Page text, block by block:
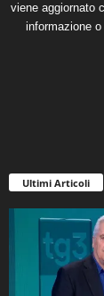
viene aggiornato
informazione
Ultimi Articoli